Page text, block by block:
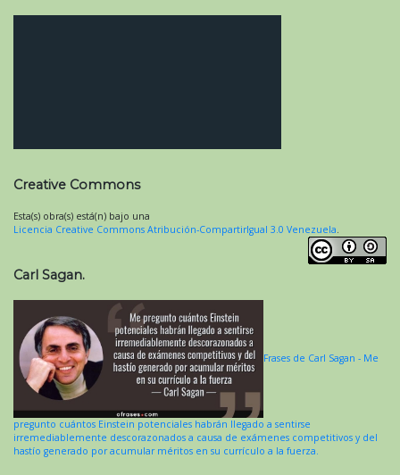
Creative Commons
Esta(s) obra(s) está(n) bajo una
Licencia Creative Commons Atribución-CompartirIgual 3.0 Venezuela.
Carl Sagan.
Frases de Carl Sagan - Me
pregunto cuántos Einstein potenciales habrán llegado a sentirse
irremediablemente descorazonados a causa de exámenes competitivos y del
hastío generado por acumular méritos en su currículo a la fuerza.